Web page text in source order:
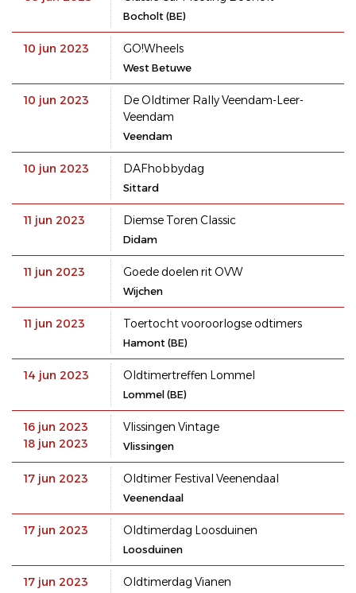
Bocholt (BE)
10 jun 2023 GO!Wheels
West Betuwe
10 jun 2023
De Oldtimer Rally Veendam-Leer-
Veendam
Veendam
10 jun 2023 DAFhobbydag
Sittard
11 jun 2023 Diemse Toren Classic
Didam
11 jun 2023 Goede doelen rit OVW
Wijchen
11 jun 2023 Toertocht vooroorlogse odtimers
Hamont (BE)
14 jun 2023 Oldtimertreffen Lommel
Lommel (BE)
16 jun 2023
18 jun 2023
Vlissingen Vintage
Vlissingen
17 jun 2023 Oldtimer Festival Veenendaal
Veenendaal
17 jun 2023 Oldtimerdag Loosduinen
Loosduinen
17 jun 2023 Oldtimerdag Vianen